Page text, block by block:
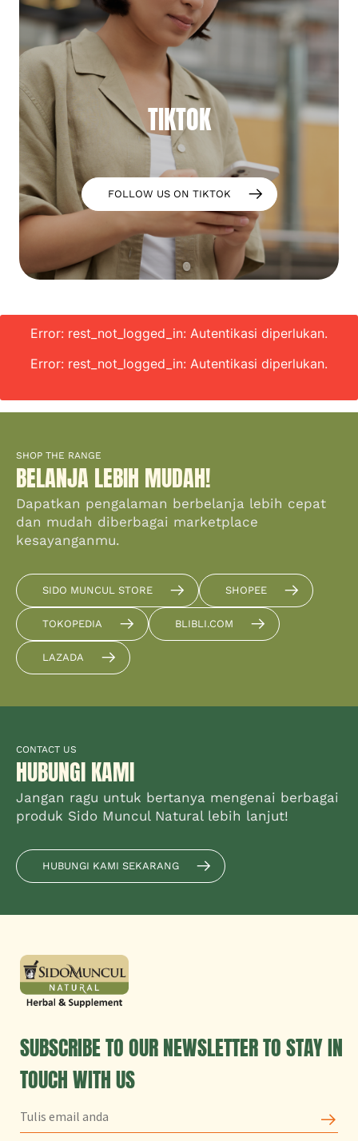
TIKTOK
FOLLOW US ON TIKTOK
Error: rest_not_logged_in: Autentikasi diperlukan.
Error: rest_not_logged_in: Autentikasi diperlukan.
SHOP THE RANGE
BELANJA LEBIH MUDAH!
Dapatkan pengalaman berbelanja lebih cepat
dan mudah diberbagai marketplace
kesayanganmu.
SIDO MUNCUL STORE SHOPEE
TOKOPEDIA BLIBLI.COM
LAZADA
CONTACT US
HUBUNGI KAMI
Jangan ragu untuk bertanya mengenai berbagai
produk Sido Muncul Natural lebih lanjut!
HUBUNGI KAMI SEKARANG
SUBSCRIBE TO OUR NEWSLETTER TO STAY IN
TOUCH WITH US